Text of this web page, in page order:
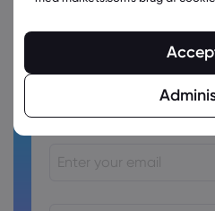
Ready to trade?